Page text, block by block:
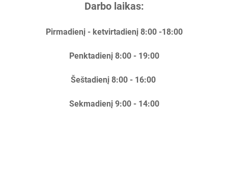
Darbo laikas:
Pirmadienį - ketvirtadienį 8:00 -18:00
Penktadienį 8:00 - 19:00
Šeštadienį 8:00 - 16:00
Sekmadienį 9:00 - 14:00